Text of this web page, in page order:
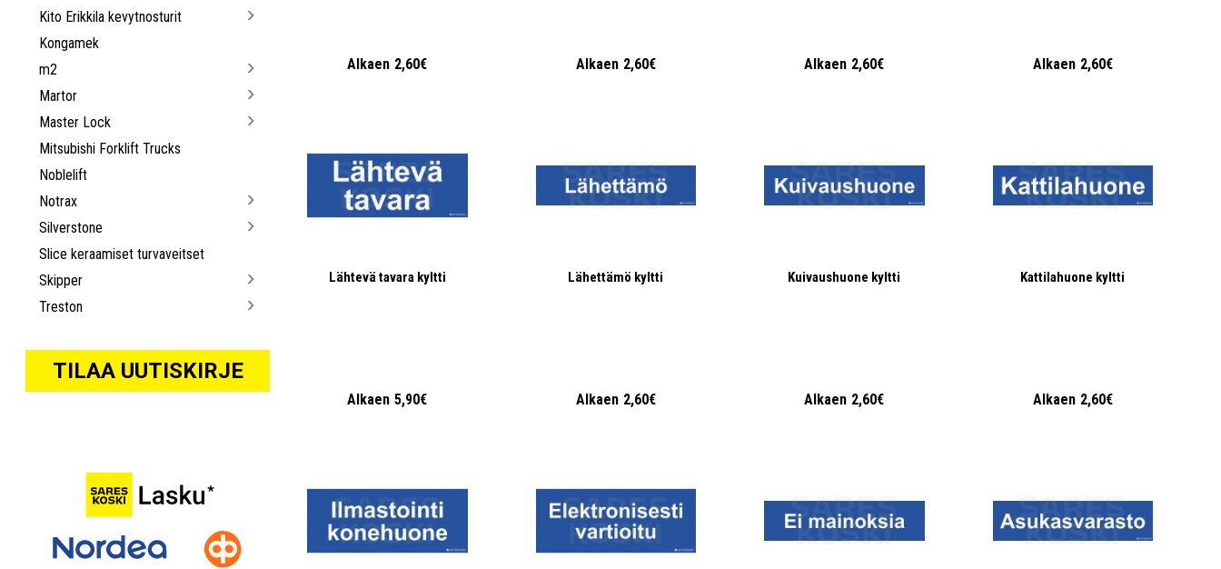
Kito Erikkila kevytnosturit
Kongamek
m2
Martor
Master Lock
Mitsubishi Forklift Trucks
Noblelift
Notrax
Silverstone
Slice keraamiset turvaveitset
Skipper
Treston
TILAA UUTISKIRJE
Alkaen 2,60€ Alkaen 2,60€ Alkaen 2,60€ Alkaen 2,60€
Lähtevä tavara kyltti
Alkaen 5,90€
Lähettämö kyltti
Alkaen 2,60€
Kuivaushuone kyltti
Alkaen 2,60€
Kattilahuone kyltti
Alkaen 2,60€